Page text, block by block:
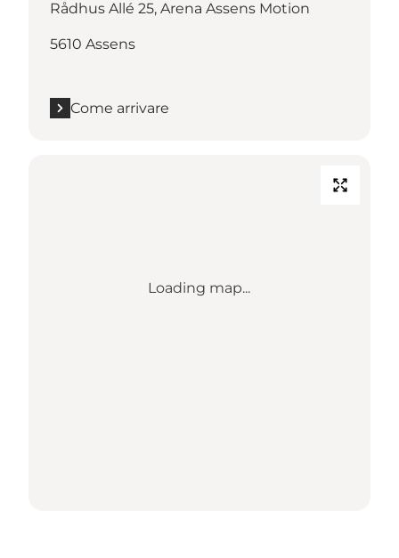
Rådhus Allé 25, Arena Assens Motion
5610 Assens
Come arrivare
Loading map...